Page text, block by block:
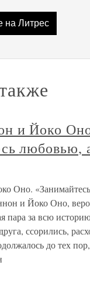
на Литрес
и Йоко
любовью,
Оно.
и Йоко Оно,
пара за всю
ссорились,
до тех